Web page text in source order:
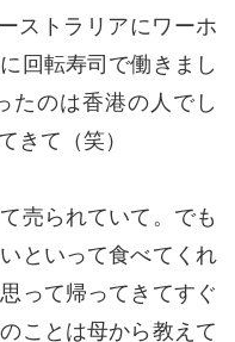
ストラリアにワーホ
回転寿司で働きまし
たのは香港の人でし
きて（笑）
売られていて。でも
といって食べてくれ
って帰ってきてすぐ
ことは母から教えて